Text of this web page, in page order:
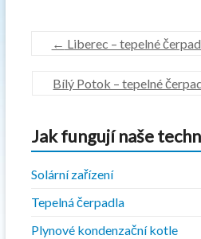
← Liberec – tepelné
Bílý Potok – tepelné
Jak fungují naše
Solární zařízení
Tepelná čerpadla
Plynové kondenzační kotle